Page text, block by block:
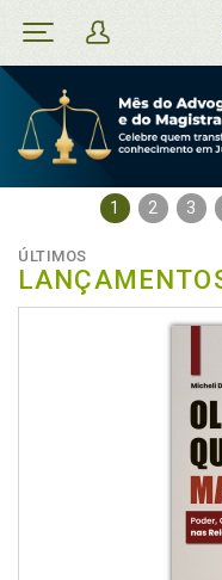
1 2 3
ÚLTIMOS